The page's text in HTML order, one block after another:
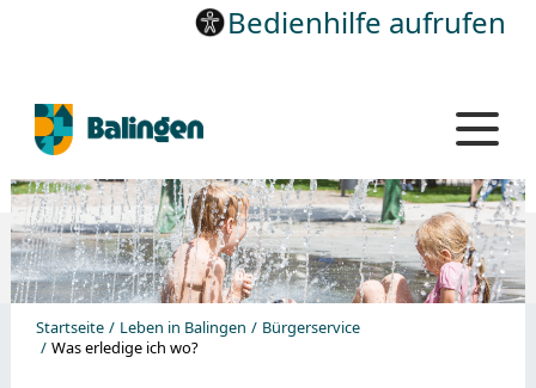
Bedienhilfe aufrufen
Startseite Leben in Balingen
Bürgerservice
Was erledige ich wo?